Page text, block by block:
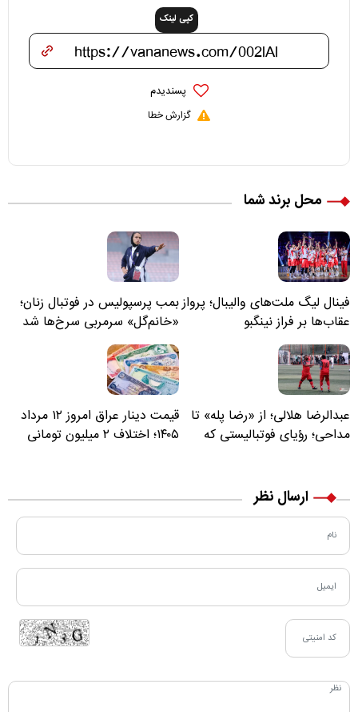
کپی لینک
پسندیدم
گزارش خطا
محل برند شما
فینال لیگ ملت‌های والیبال؛ پرواز
عقاب‌ها بر فراز نینگبو
بمب پرسپولیس در فوتبال زنان؛
«خانم‌گل» سرمربی سرخ‌ها شد
عبدالرضا هلالی؛ از «رضا پله» تا
مداحی؛ رؤیای فوتبالیستی که
قیمت دینار عراق امروز ۱۲ مرداد
۱۴۰۵؛ اختلاف ۲ میلیون تومانی
ارسال نظر